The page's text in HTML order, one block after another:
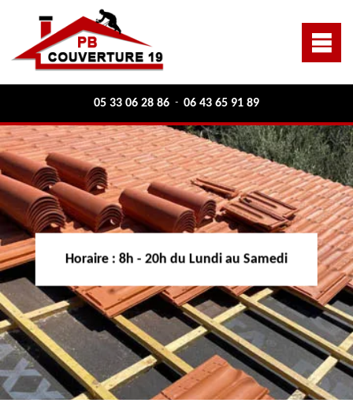
05 33 06 28 86 - 06 43 65 91 89
Horaire : 8h - 20h du Lundi au Samedi